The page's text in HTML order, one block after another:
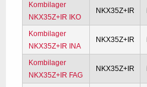
Kombilager
NKX35Z+IR IKO
NKX35Z+IR
Kombilager
NKX35Z+IR INA
NKX35Z+IR
Kombilager
NKX35Z+IR FAG
NKX35Z+IR